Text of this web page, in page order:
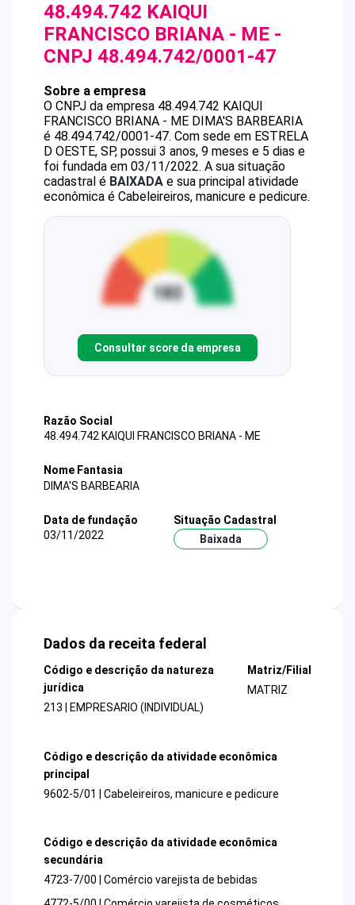
48.494.742 KAIQUI
FRANCISCO BRIANA - ME -
CNPJ 48.494.742/0001-47
Sobre a empresa
O CNPJ da empresa 48.494.742 KAIQUI
FRANCISCO BRIANA - ME DIMA'S BARBEARIA
é 48.494.742/0001-47. Com sede em ESTRELA
D OESTE, SP, possui 3 anos, 9 meses e 5 dias e
foi fundada em 03/11/2022. A sua situação
cadastral é BAIXADA e sua principal atividade
econômica é Cabeleireiros, manicure e pedicure.
Consultar score da empresa
Razão Social
48.494.742 KAIQUI FRANCISCO BRIANA - ME
Nome Fantasia
DIMA'S BARBEARIA
Data de fundação
03/11/2022
Situação Cadastral
Baixada
Dados da receita federal
Código e descrição da natureza
jurídica
213 | EMPRESARIO (INDIVIDUAL)
Matriz/Filial
MATRIZ
Código e descrição da atividade econômica
principal
9602-5/01 | Cabeleireiros, manicure e pedicure
Código e descrição da atividade econômica
secundária
4723-7/00 | Comércio varejista de bebidas